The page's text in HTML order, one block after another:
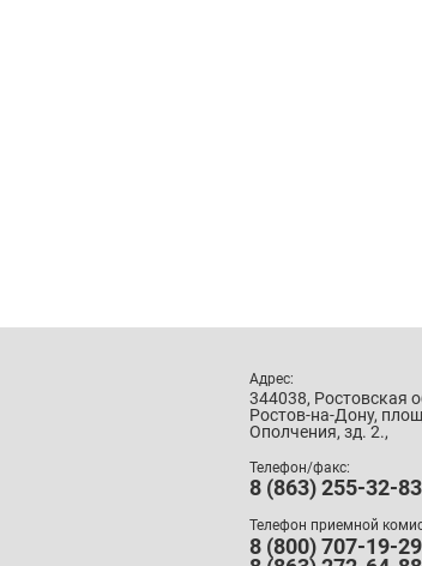
Адрес:
344038, Ростовская
Ростов-на-Дону,
Ополчения, зд. 2.,
Телефон/факс:
8 (863) 255-32-83
Телефон приемной
8 (800) 707-19-29